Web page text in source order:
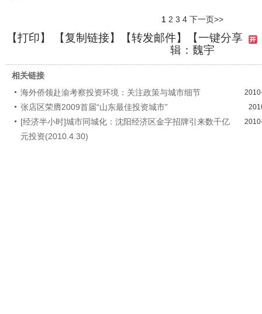
1 2 3 4 下一页>>
【打印】 【复制链接】【转发邮件】【一键分享
辑：魏宇
相关链接
海外侨领赴渝考察投资环境：关注政策与城市细节
张店区荣膺2009首届“山东最佳投资城市”
[经济半小时]城市同城化：沈阳经济区金字招牌引来数千亿
元投资(2010.4.30)